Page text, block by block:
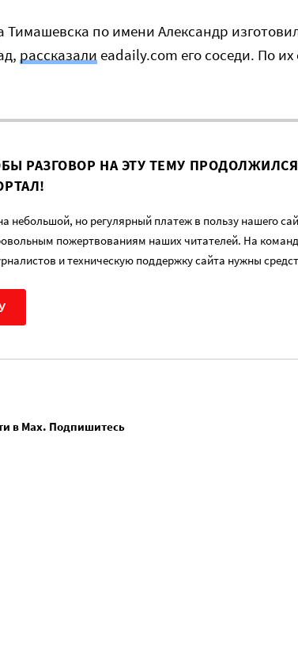
Тимашевска по имени Александр
рассказалиeadaily.com его соседи. По
РАЗГОВОР НА ЭТУ ТЕМУ
небольшой, но регулярный платеж в пользу нашего
пожертвованиям наших читателей. На
и техническую поддержку сайта нужны
в Max. Подпишитесь